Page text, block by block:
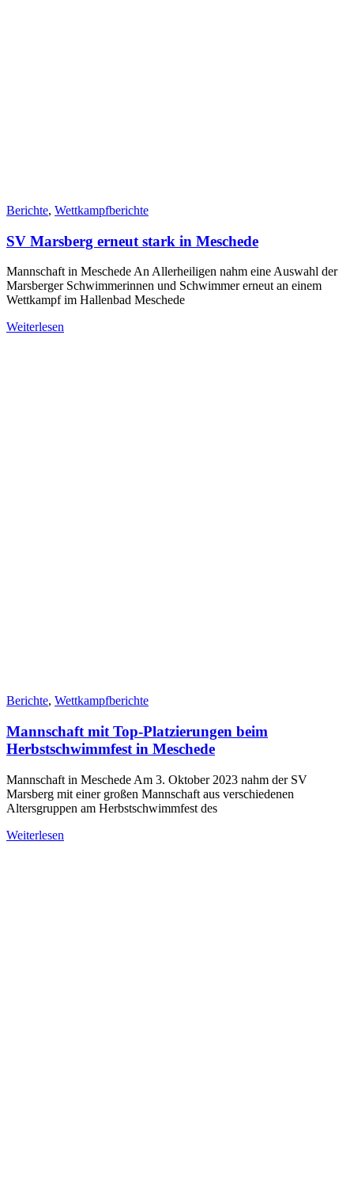
Berichte, Wettkampfberichte
SV Marsberg erneut stark in Meschede
Mannschaft in Meschede An Allerheiligen nahm eine Auswahl der
Marsberger Schwimmerinnen und Schwimmer erneut an einem
Wettkampf im Hallenbad Meschede
Weiterlesen
Berichte, Wettkampfberichte
Mannschaft mit Top-Platzierungen beim
Herbstschwimmfest in Meschede
Mannschaft in Meschede Am 3. Oktober 2023 nahm der SV
Marsberg mit einer großen Mannschaft aus verschiedenen
Altersgruppen am Herbstschwimmfest des
Weiterlesen